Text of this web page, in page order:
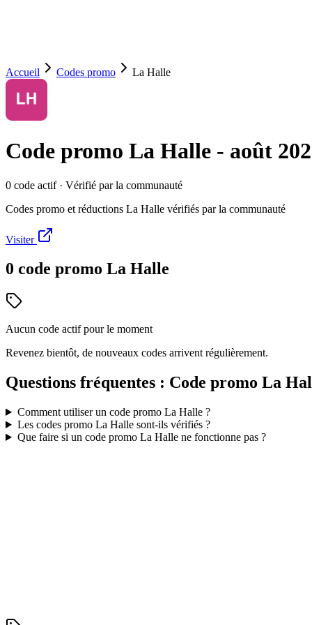
Accueil Codes promo La Halle
Code promo La Halle - août
0 code actif· Vérifié par la communauté
Codes promo et réductions La Halle vérifiés par la communauté
Visiter
0 code promo La Halle
Aucun code actif pour le moment
Revenez bientôt, de nouveaux codes arrivent régulièrement.
Questions fréquentes : Code promo La
Comment utiliser un code promo La Halle?
Les codes promo La Hallesont-ils vérifiés ?
Que faire si un code promo La Hallene fonctionne pas ?